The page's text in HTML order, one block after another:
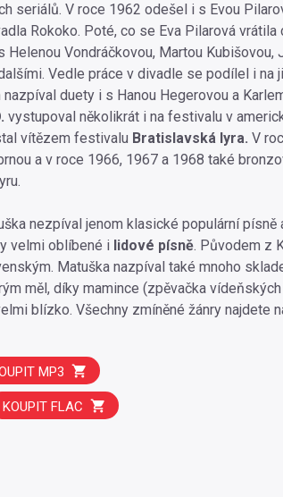
seriálů. V roce 1962 odešel i s Evou
Rokoko. Poté, co se Eva Pilarová vrátila
Helenou Vondráčkovou, Martou Kubišovou,
Vedle práce v divadle se podílel i na
duety i s Hanou Hegerovou a
vystupoval několikrát i na festivalu v
vítězem festivalu Bratislavská lyra. V
a v roce 1966, 1967 a 1968 také
nezpíval jenom klasické populární písně
velmi oblíbené i lidové písně. Původem z
Matuška nazpíval také mnoho
měl, díky mamince (zpěvačka
blízko. Všechny zmíněné žánry najdete
MP3
KOUPIT FLAC